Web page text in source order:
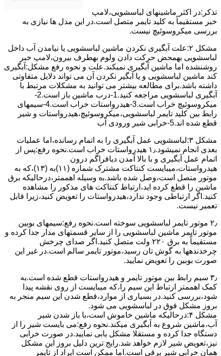
ﺗﺬﮐﺮ:در اﮐﺜﺮ ماشینهای لباسشویی،ﻻﻣﭗ
ﺧﺒﺮ مستقیماً ﺑﻪ ﮐﻠﯿﺪ ﺗﺎﯾﻤﺮ ﻣﺘﺼﻞ اﺳﺖ.در اﯾﻦ مدل ها ﻧﯿﺎزی ﺑﻪ
بررسی ﻣﯿﮑﺮوﺳﻮﺋﯿﭻ نیست.
مشکل ۲:علت آبگیری نکردن ماشین لباسشویی یا نیامدن آب داخل
لباسشویی بهمحض ﺣﺮﮐﺖ دادن وﻟﻮم بهطرف ﺑﯿﺮون،ﻻﻣﭗ ﺧﺒﺮ
روشنشده اﻣﺎ ﻣﺎﺷﯿﻦ آﺑﮕﯿﺮی نمیکند.ﻋﻠﺖ و نحوه رﻓﻊ مشکل:آبگیری
کند ماشین لباسشویی و یا آبگیر نکردن آن می تواند دلایل متفاوتی
داشته باشد.برای مطالعه بیشتر می توانید به مشکلات مرتبط با
آبگیری لباسشویی مراجعه کنید.1-درب ﻣﺎﺷﯿﻦ ﺑﺎز اﺳﺖ.2-
ﻣﯿﮑﺮوﺳﻮﺋﯿﭻ ﺧﺮاب اﺳﺖ.3-ﻫﯿﺪرواﺳﺘﺎت ﺧﺮاب اﺳﺖ.4-سیمهای
راﺑﻂ ﺑﯿﻦ ﮐﻠﯿﺪ ﺗﺎﯾﻤﺮ لباسشویی،ﻣﯿﮑﺮوﺳﻮﺋﯿﭻ،ﻫﯿﺪرواﺳﺘﺎت و ﺷﯿﺮ
ﻗﻄﻊ ﺷﺪه اند.5-خرابی شیر ورودی آب
مشکل ۳:لباسشویی ﻋﻤﻞ آﺑﮕﯿﺮی را ﺑﻪ اﺗﻤﺎم رﺳﺎﻧﺪه،اﻣﺎ ﻋﻤﻠﯿﺎت
ﺑﻌﺪی اﻧﺠﺎم نمیشود.۱٫ ﻫﯿﺪرواﺳﺘﺎت ﺧﺮاب اﺳﺖ.نحوه رﻓﻊ:ﭘﺲ از
اﺗﻤﺎم عمل آﺑﮕﯿﺮی و ﺑﺎ ﺑﺎﻻ آﻣﺪن دﯾﺎﻓﺮاﮔﻢ درون
ﻫﯿﺪرواﺳﺘﺎت،میبایست ﮐﻨﺘﺎﮐﺖ ﻣﺸﺘﺮک شماره (۱۱)به (۱۳)،ﮐﻪ ﺑﻪ
ﻣﻮﺗﻮر ﻣﺘﺼﻞ اﺳﺖ،وﺻﻞ ﺷﺪه ﺑﺎﺷﺪ.ﺑه وسیله اهممتر،درحالیکه ﺑﺮق
ﻣﺎﺷﯿﻦ را ﻗﻄﻊ کرده اید،ارﺗﺒﺎط ﮐﻨﺘﺎﮐﺖ ﻫﺎی ﻣﺬﮐﻮر را ﻣﺸﺎﻫﺪه
کنید.اﮔﺮ ارﺗﺒﺎطی وجود ندارد،ﻫﯿﺪرواﺳﺘﺎت را ﺗﻌﻮﯾﺾ ﮐﻨﯿﺪ،زﯾﺮا قابل
ﺗﻌﻤﯿﺮ نیست.
۲٫ ﻣﻮﺗﻮر ﺗﺎﯾﻤﺮ لباسشویی ﺳﻮﺧﺘﻪ اﺳﺖ.نحوه رﻓﻊ:سیمهای ﺑﻮﺑﯿﻦ
ﻣﻮﺗﻮر ﺗﺎﯾﻤﺮ ماشین لباسشویی را از ﺳﺎﯾﺮ قسمتهای ﻣﺪار ﺟﺪا کرده و
مستقیماً ﺑﻪ برق ۲۲۰ وﻟﺖ ﻣﺘﺼﻞ کنید.اﮔﺮ ﺻﺪای ﭼﺮﺧﺶ
چرخدندهها به گوش تان رﺳﯿﺪ،ﻣﻮﺗﻮر ﺗﺎﯾﻤﺮ ﺳﺎﻟﻢ اﺳﺖ.در ﻏﯿﺮ اﯾﻦ
ﺻﻮرت ﺑﻮﺑﯿﻦ را ﺗﻌﻮﯾﺾ ﻧﻤﺎﯾﯿﺪ.
۳٫ ﺳﯿﻢ راﺑﻂ ﺑﯿﻦ ﻣﻮﺗﻮر ﺗﺎﯾﻤﺮ و ﻫﯿﺪرواﺳﺘﺎت ﻗﻄﻊ ﺷﺪه اﺳﺖ.به
کمک اهممتر ارﺗﺒﺎط اﯾﻦ ﺳﯿﻢ را،ﮐﻪ میبایست از روی ﻧﻘﺸﻪ ﭘﯿﺪا
ﺷﻮد،بررسی ﮐﻨﯿﺪ.در ﺑﺴﯿﺎری از موارد،ﻗﻄﻊ ﺷﺪن اﯾﻦ ﺳﯿﻢ ﻣﻨﺠﺮ ﺑﻪ
ﺑﺮوز مشکل ﻓﻮق در لباسشویی می شود.
مشکل ۴:درحالیکه ﻣﺎﺷﯿﻦ ﺧﺎﻣﻮش اﺳﺖ،ﺑﺎ ﺑﺎز ﺷﺪن ﺷﯿﺮ
آب،ﻣﺎﺷﯿﻦ ﺷﺮوع ﺑﻪ آﺑﮕﯿﺮی میکند.نحوه رﻓﻊ:می بایست ﺷﯿﺮ را از
دستگاه جدا کرده و مستقلا مشکل یابی نمایید.در صورت خرابی
نیز،تعویض شیر لازم خواهد شد.رایج ترین دلیل بروز این مشکل
همان خرابی شیر برقی است.اما ممکن است ایراد از تایمر